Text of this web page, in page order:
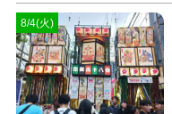
8/4(火)